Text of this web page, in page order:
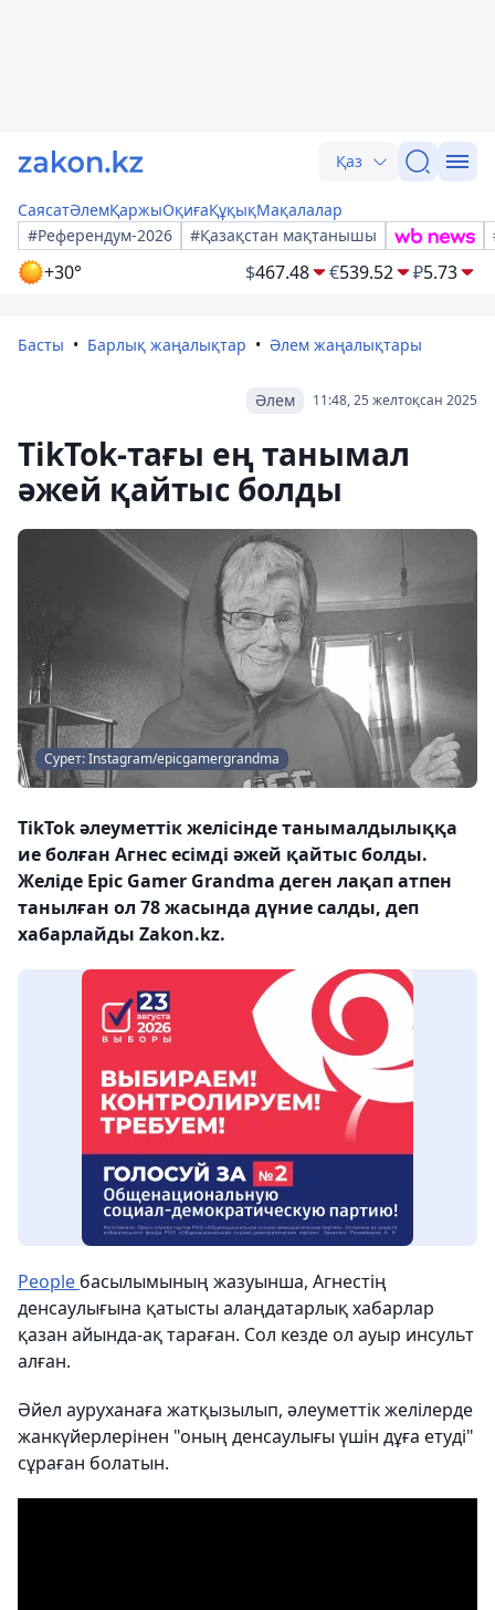
Қаз
СаясатӘлемҚаржыОқиғаҚұқықМақалалар
#Референдум-2026
#Қазақстан мақтанышы
+30° $467.48 €539.52 ₽5.73
Басты Барлық жаңалықтар Әлем жаңалықтары
11:48, 25 желтоқсан 2025
Әлем
TikTok-тағы ең танымал
әжей қайтыс болды
Сурет: Instagram/epicgamergrandma
TikTok әлеуметтік желісінде танымалдылыққа
ие болған Агнес есімді әжей қайтыс болды.
Желіде Epic Gamer Grandma деген лақап атпен
танылған ол 78 жасында дүние салды, деп
хабарлайды Zakon.kz.
People басылымының жазуынша, Агнестің
денсаулығына қатысты алаңдатарлық хабарлар
қазан айында-ақ тараған. Сол кезде ол ауыр инсульт
алған.
Әйел ауруханаға жатқызылып, әлеуметтік желілерде
жанкүйерлерінен "оның денсаулығы үшін дұға етуді"
сұраған болатын.